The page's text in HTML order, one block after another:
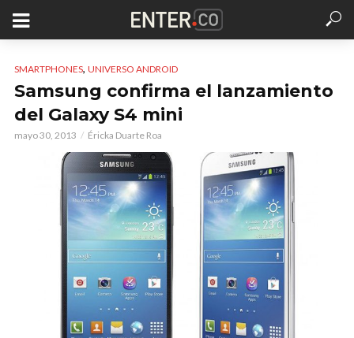
SMARTPHONES, UNIVERSO ANDROID
Samsung confirma el lanzamiento
del Galaxy S4 mini
mayo 30, 2013 Éricka Duarte Roa